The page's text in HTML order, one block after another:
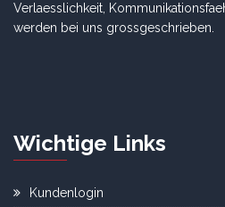
Verlaesslichkeit,
werden bei uns grossgeschrieben.
Wichtige Links
Kundenlogin